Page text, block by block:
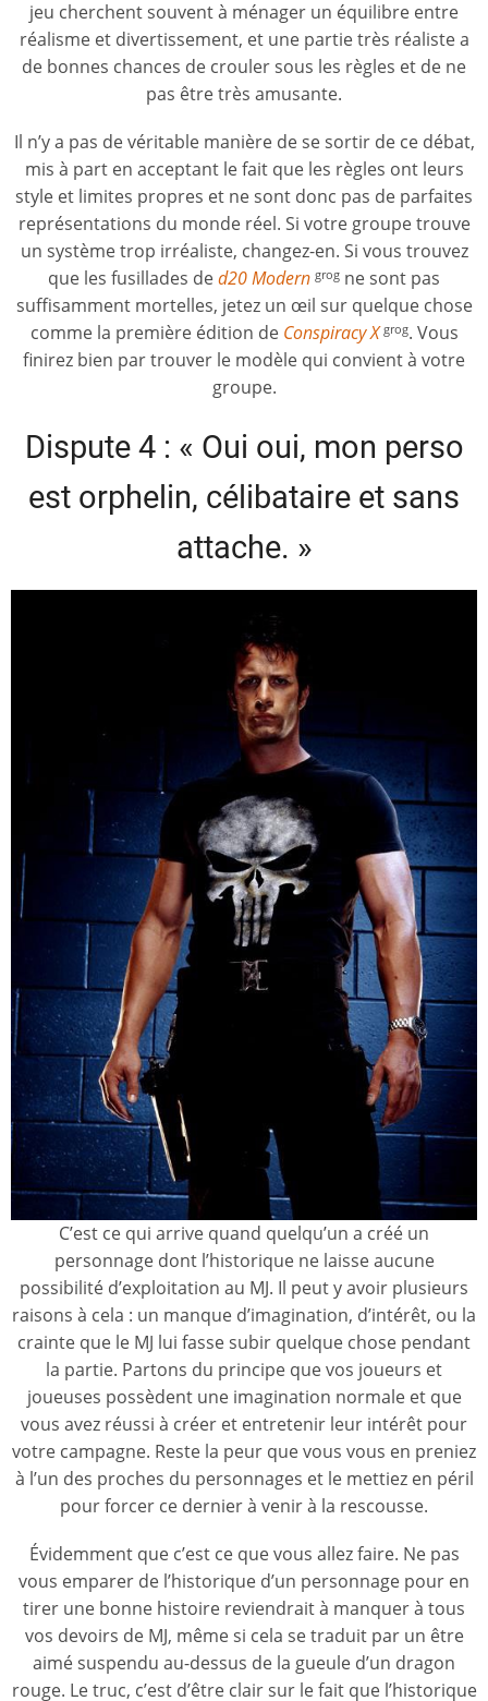
jeu cherchent souvent à ménager un équilibre entre
réalisme et divertissement, et une partie très réaliste a
de bonnes chances de crouler sous les règles et de ne
pas être très amusante.
Il n’y a pas de véritable manière de se sortir de ce débat,
mis à part en acceptant le fait que les règles ont leurs
style et limites propres et ne sont donc pas de parfaites
représentations du monde réel. Si votre groupe trouve
un système trop irréaliste, changez-en. Si vous trouvez
que les fusillades ded20 Modern grog ne sont pas
suffisamment mortelles, jetez un œil sur quelque chose
comme la première édition de Conspiracy X grog. Vous
finirez bien par trouver le modèle qui convient à votre
groupe.
Dispute 4 : « Oui oui, mon perso
est orphelin, célibataire et sans
attache. »
C’est ce qui arrive quand quelqu’un a créé un
personnage dont l’historique ne laisse aucune
possibilité d’exploitation au MJ. Il peut y avoir plusieurs
raisons à cela : un manque d’imagination, d’intérêt, ou la
crainte que le MJ lui fasse subir quelque chose pendant
la partie. Partons du principe que vos joueurs et
joueuses possèdent une imagination normale et que
vous avez réussi à créer et entretenir leur intérêt pour
votre campagne. Reste la peur que vous vous en preniez
à l’un des proches du personnages et le mettiez en péril
pour forcer ce dernier à venir à la rescousse.
Évidemment que c’est ce que vous allez faire. Ne pas
vous emparer de l’historique d’un personnage pour en
tirer une bonne histoire reviendrait à manquer à tous
vos devoirs de MJ, même si cela se traduit par un être
aimé suspendu au-dessus de la gueule d’un dragon
rouge. Le truc, c’est d’être clair sur le fait que l’historique